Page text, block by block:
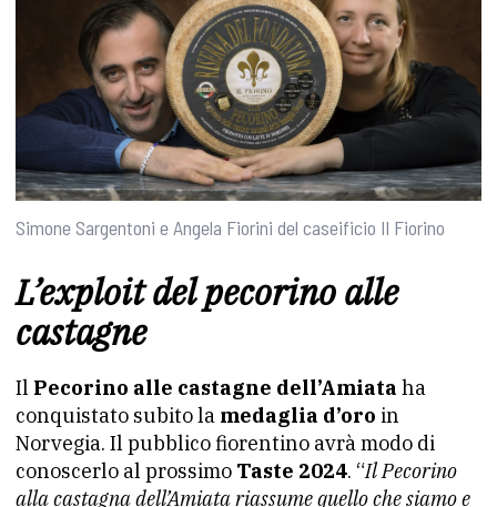
Simone Sargentoni e Angela Fiorini del caseificio Il Fiorino
L’exploit del pecorino alle
castagne
Il Pecorino alle castagne dell’Amiata ha
conquistato subito la medaglia d’oro in
Norvegia. Il pubblico fiorentino avrà modo di
conoscerlo al prossimo Taste 2024. “Il Pecorino
alla castagna dell’Amiata riassume quello che siamo e